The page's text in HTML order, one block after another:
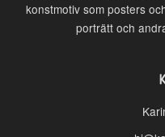
konstmotiv som posters
porträtt och